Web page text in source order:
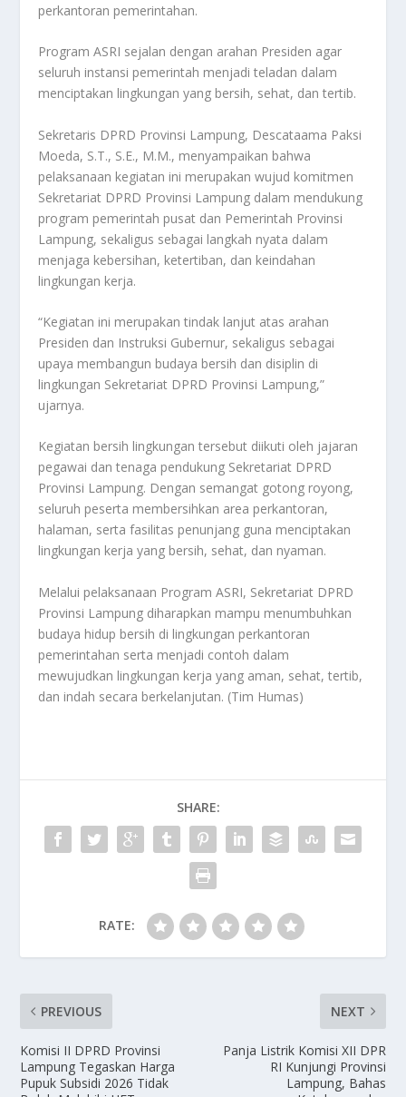
perkantoran pemerintahan.
Program ASRI sejalan dengan arahan Presiden agar
seluruh instansi pemerintah menjadi teladan dalam
menciptakan lingkungan yang bersih, sehat, dan tertib.
Sekretaris DPRD Provinsi Lampung, Descataama Paksi
Moeda, S.T., S.E., M.M., menyampaikan bahwa
pelaksanaan kegiatan ini merupakan wujud komitmen
Sekretariat DPRD Provinsi Lampung dalam mendukung
program pemerintah pusat dan Pemerintah Provinsi
Lampung, sekaligus sebagai langkah nyata dalam
menjaga kebersihan, ketertiban, dan keindahan
lingkungan kerja.
“Kegiatan ini merupakan tindak lanjut atas arahan
Presiden dan Instruksi Gubernur, sekaligus sebagai
upaya membangun budaya bersih dan disiplin di
lingkungan Sekretariat DPRD Provinsi Lampung,”
ujarnya.
Kegiatan bersih lingkungan tersebut diikuti oleh jajaran
pegawai dan tenaga pendukung Sekretariat DPRD
Provinsi Lampung. Dengan semangat gotong royong,
seluruh peserta membersihkan area perkantoran,
halaman, serta fasilitas penunjang guna menciptakan
lingkungan kerja yang bersih, sehat, dan nyaman.
Melalui pelaksanaan Program ASRI, Sekretariat DPRD
Provinsi Lampung diharapkan mampu menumbuhkan
budaya hidup bersih di lingkungan perkantoran
pemerintahan serta menjadi contoh dalam
mewujudkan lingkungan kerja yang aman, sehat, tertib,
dan indah secara berkelanjutan. (Tim Humas)
SHARE:
RATE:
PREVIOUS
Komisi II DPRD Provinsi
Lampung Tegaskan Harga
Pupuk Subsidi 2026 Tidak
NEXT
Panja Listrik Komisi XII DPR
RI Kunjungi Provinsi
Lampung, Bahas